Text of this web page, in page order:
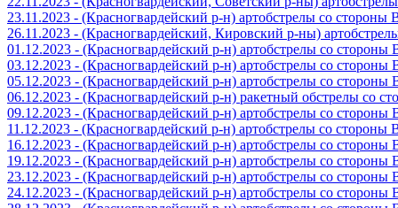
23.11.2023 - (Красногвардейский р-н) артобстрелы со стороны
26.11.2023 - (Красногвардейский, Кировский р-ны)
01.12.2023 - (Красногвардейский р-н) артобстрелы со
03.12.2023 - (Красногвардейский р-н) артобстрелы со
05.12.2023 - (Красногвардейский р-н) артобстрелы со
06.12.2023 - (Красногвардейский р-н) ракетный обстрелы со
09.12.2023 - (Красногвардейский р-н) артобстрелы со
11.12.2023 - (Красногвардейский р-н) артобстрелы со стороны
16.12.2023 - (Красногвардейский р-н) артобстрелы со
19.12.2023 - (Красногвардейский р-н) артобстрелы со
23.12.2023 - (Красногвардейский р-н) артобстрелы со
24.12.2023 - (Красногвардейский р-н) артобстрелы со